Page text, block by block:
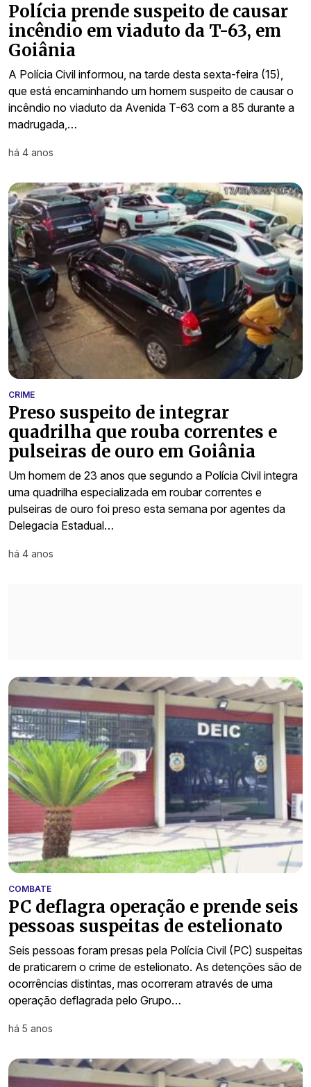
Polícia prende suspeito de causar
incêndio em viaduto da T-63, em
Goiânia
A Polícia Civil informou, na tarde desta sexta-feira (15),
que está encaminhando um homem suspeito de causar o
incêndio no viaduto da Avenida T-63 com a 85 durante a
madrugada,…
há 4 anos
CRIME
Preso suspeito de integrar
quadrilha que rouba correntes e
pulseiras de ouro em Goiânia
Um homem de 23 anos que segundo a Polícia Civil integra
uma quadrilha especializada em roubar correntes e
pulseiras de ouro foi preso esta semana por agentes da
Delegacia Estadual…
há 4 anos
COMBATE
PC deflagra operação e prende seis
pessoas suspeitas de estelionato
Seis pessoas foram presas pela Polícia Civil (PC) suspeitas
de praticarem o crime de estelionato. As detenções são de
ocorrências distintas, mas ocorreram através de uma
operação deflagrada pelo Grupo…
há 5 anos